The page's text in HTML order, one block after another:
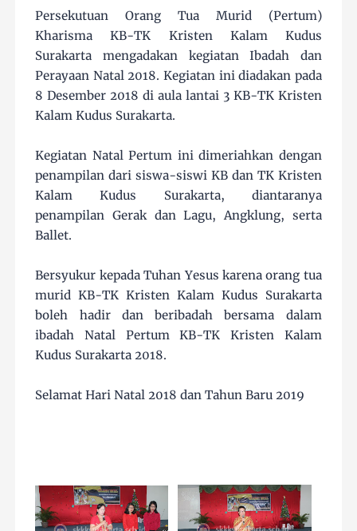
Persekutuan Orang Tua Murid (Pertum)
Kharisma KB-TK Kristen Kalam Kudus
Surakarta mengadakan kegiatan Ibadah dan
Perayaan Natal 2018. Kegiatan ini diadakan pada
8 Desember 2018 di aula lantai 3 KB-TK Kristen
Kalam Kudus Surakarta.
Kegiatan Natal Pertum ini dimeriahkan dengan
penampilan dari siswa-siswi KB dan TK Kristen
Kalam Kudus Surakarta, diantaranya
penampilan Gerak dan Lagu, Angklung, serta
Ballet.
Bersyukur kepada Tuhan Yesus karena orang tua
murid KB-TK Kristen Kalam Kudus Surakarta
boleh hadir dan beribadah bersama dalam
ibadah Natal Pertum KB-TK Kristen Kalam
Kudus Surakarta 2018.
Selamat Hari Natal 2018 dan Tahun Baru 2019